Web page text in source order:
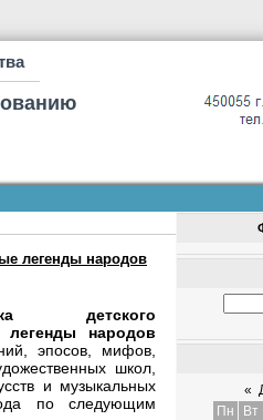
легенды народов
детского
легенды народов
эпосов, мифов,
школ,
и музыкальных
по следующим
«
Пн
Вт